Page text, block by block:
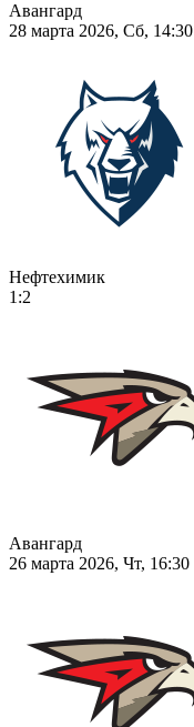
Авангард
28 марта 2026, Сб, 14:30
Нефтехимик
1:2
Авангард
26 марта 2026, Чт, 16:30